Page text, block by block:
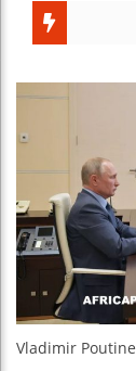
Vladimir Poutine